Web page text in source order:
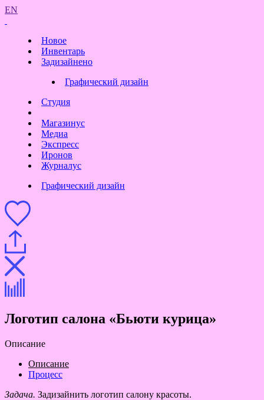
EN
Новое
Инвентарь
Задизайнено
Графический дизайн
Студия
Магазинус
Медиа
Экспресс
Иронов
Журналус
Графический дизайн
Логотип салона «Бьюти курица»
Описание
Описание
Процесс
Задача. Задизайнить логотип салону красоты.